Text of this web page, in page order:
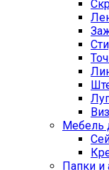
Мебель
Папки и